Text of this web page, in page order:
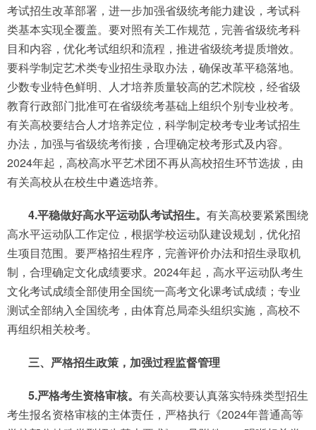
考试招生改革部署，进一步加强省级统考能力建设，考试科
类基本实现全覆盖。要对照有关工作规范，完善省级统考科
目和内容，优化考试组织和流程，推进省级统考提质增效。
要科学制定艺术类专业招生录取办法，确保改革平稳落地。
少数专业特色鲜明、人才培养质量较高的艺术院校，经省级
教育行政部门批准可在省级统考基础上组织个别专业校考。
有关高校要结合人才培养定位，科学制定校考专业考试招生
办法，加强与省级统考衔接，合理确定校考形式及内容。
2024年起，高校高水平艺术团不再从高校招生环节选拔，由
有关高校从在校生中遴选培养。
4.平稳做好高水平运动队考试招生。 有关高校要紧紧围绕
高水平运动队工作定位，根据学校运动队建设规划，优化招
生项目范围。要严格招生程序，完善评价办法和招生录取机
制，合理确定文化成绩要求。2024年起，高水平运动队考生
文化考试成绩全部使用全国统一高考文化课考试成绩；专业
测试全部纳入全国统考，由体育总局牵头组织实施，高校不
再组织相关校考。
三、严格招生政策，加强过程监督管理
5.严格考生资格审核。 有关高校要认真落实特殊类型招生
考生报名资格审核的主体责任，严格执行《2024年普通高等